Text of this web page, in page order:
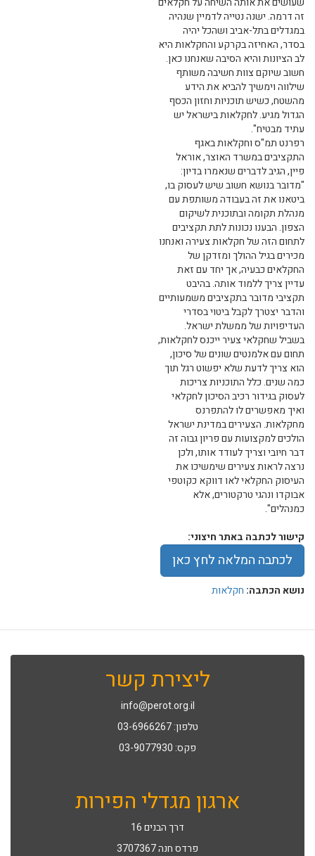
זה דרמה. ישנה נטייה לדמיין שנהיה
במגדלים בתל-אביב ושהכל יהיה
בסדר, האחיזה בקרקע והחקלאות היא
לב הציונות והיא הסיבה שאנחנו כאן.
חשוב שיוקם צוות חשיבה משותף
שילווה וימשיך להביא את הידע
מהשטח, כשיש תוכניות וחזון הכסף
הגדול מגיע. לחקלאות בישראל יש
עתיד מבטיח".
רפרנט תמ"ס וחקלאות באגף
התקציבים במשרד האוצר, אוראל
פיין, הגיב לדברים שנאמרו בדיון:
"מדובר בנושא חשוב שיש לעסוק בו,
ביטאנו את זה בעבודה משותפת עם
מנהלת תקומה ובתוכנית לשיקום
הצפון. הבענו נכונות לתת תקציבים
לתחום הזה של חקלאות צעירה ואנחנו
מכירים בגיל ההולך ומזדקן של
החקלאים כבעיה, אך יחד עם זאת
עדיין צריך ללמוד אותה. בהיבט
תקציבי מדובר בתקציבים משמעותיים
והדבר יצטרך לקבל ביטוי בסדרי
העדיפויות של ממשלת ישראל.
בשביל שחקלאי צעיר ייכנס לחקלאות,
תחום עם אלמנטים שונים של סיכון,
הוא צריך לדעת שלא יפשוט רגל תוך
כמה שנים. כלל התוכניות צריכות
לעסוק בגידור רכיב הסיכון לחקלאי
ואיך מאפשרים לו להתפרנס
מחקלאות. הצעירים במדינת ישראל
הולכים למקצועות עם פריון גבוה זה
דבר חיובי וצריך לעודד אותו, ולכן
נרצה לראות צעירים שימשיכו את
העיסוק החקלאי לאו דווקא כקוטפי
אבוקדו ונהגי טרקטורים, אלא
כמנהלים".
קישור לכתבה באתר חיצוני:
לכתבה המלאה לחץ כאן
נושא הכתבה: חקלאות
ליצירת קשר
info@perot.org.il
טלפון: 03-6966267
פקס: 03-9077930
ארגון מגדלי הפירות
דרך הבנים 16
פרדס חנה 3707367